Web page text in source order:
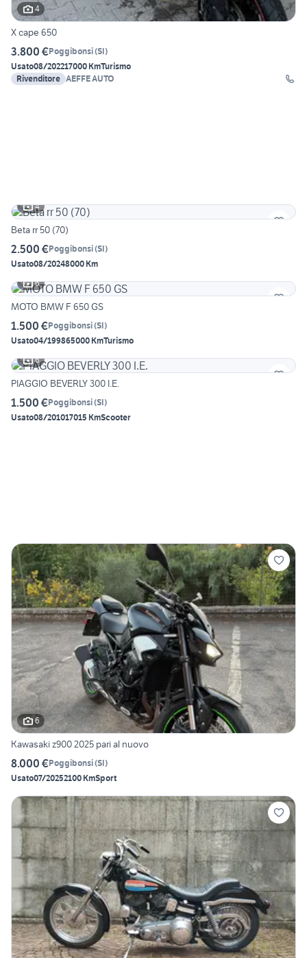
4
X cape 650
3.800 €Poggibonsi(SI)
Usato08/202217000 KmTurismo
Rivenditore AEFFE AUTO
4
Beta rr 50 (70)
2.500 €Poggibonsi(SI)
Usato08/20248000 Km
6
MOTO BMW F 650 GS
1.500 €Poggibonsi(SI)
Usato04/199865000 KmTurismo
6
PIAGGIO BEVERLY 300 I.E.
1.500 €Poggibonsi(SI)
Usato08/201017015 KmScooter
6
Kawasaki z900 2025 pari al nuovo
8.000 €Poggibonsi(SI)
Usato07/20252100 KmSport